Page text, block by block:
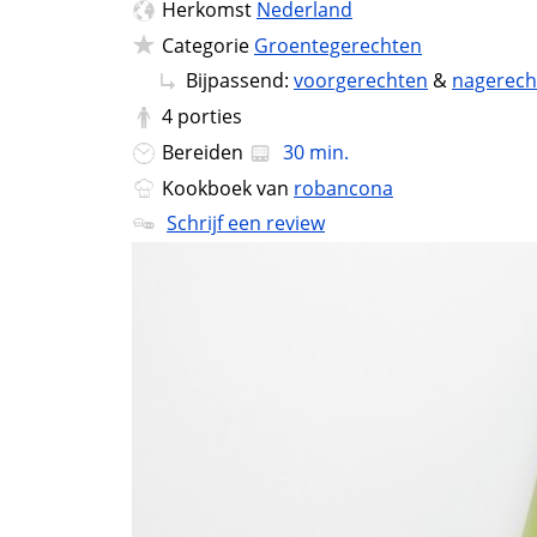
Herkomst Nederland
Categorie Groentegerechten
Bijpassend: voorgerechten &
4 porties
Bereiden
30 min.
Kookboek van robancona
Schrijf een review